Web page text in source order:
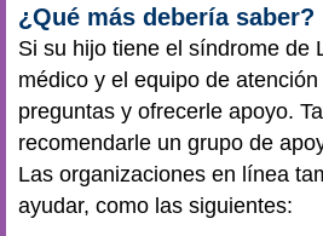
¿Qué más debería saber?
Si su hijo tiene el síndrome de
médico y el equipo de
preguntas y ofrecerle apoyo.
recomendarle un grupo de
Las organizaciones en línea
ayudar, como las siguientes: